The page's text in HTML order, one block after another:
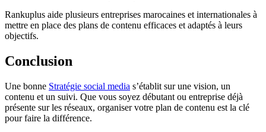
Rankuplus aide plusieurs entreprises marocaines et internationales à
mettre en place des plans de contenu efficaces et adaptés à leurs
objectifs.
Conclusion
Une bonne Stratégie social media s’établit sur une vision, un
contenu et un suivi. Que vous soyez débutant ou entreprise déjà
présente sur les réseaux, organiser votre plan de contenu est la clé
pour faire la différence.